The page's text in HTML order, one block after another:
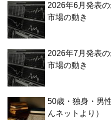
2026年6月発表
市場の動き
2026年7月発表
市場の動き
50歳・独身・男
んネットより）